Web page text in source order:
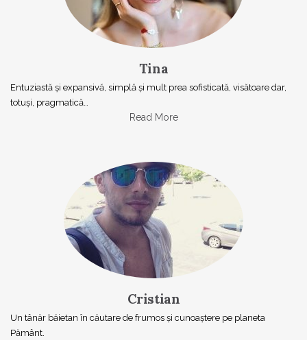
Tina
Entuziastă şi expansivă, simplă şi mult prea sofisticată, visătoare dar,
totuşi, pragmatică…
Read More
Cristian
Un tânăr băietan în căutare de frumos și cunoaștere pe planeta
Pământ.